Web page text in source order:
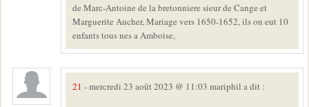
de Marc-Antoine de la bretonniere sieur de Cange et
Marguerite Aucher, Mariage vers 1650-1652, ils on eut 10
enfants tous nes a Amboise,
21 - mercredi 23 août 2023 @ 11:03 mariphil a dit :